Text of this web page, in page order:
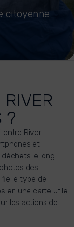
citoyenne
RIVER
?
entre River
et
le long
des
le type de
en une carte utile
les actions de